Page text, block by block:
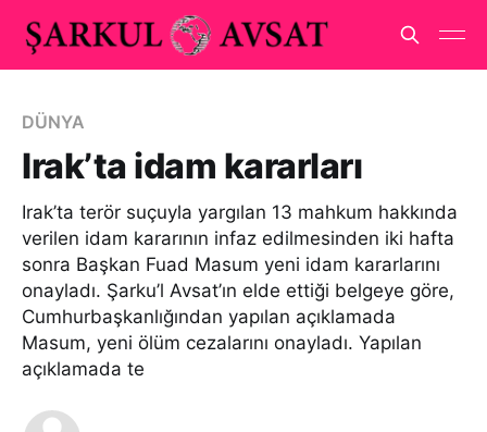
DÜNYA
Irak’ta idam kararları
Irak’ta terör suçuyla yargılan 13 mahkum hakkında
verilen idam kararının infaz edilmesinden iki hafta
sonra Başkan Fuad Masum yeni idam kararlarını
onayladı. Şarku’l Avsat’ın elde ettiği belgeye göre,
Cumhurbaşkanlığından yapılan açıklamada
Masum, yeni ölüm cezalarını onayladı. Yapılan
açıklamada te